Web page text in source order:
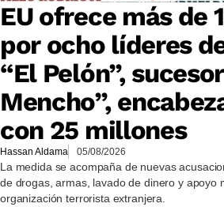
EU ofrece más de
por ocho líderes
“El Pelón”,
Mencho”,
con 25 millones
Hassan Aldama 05/08/2026
La medida se acompaña de nuevas
de drogas, armas, lavado de dinero y apoyo
organización terrorista extranjera.